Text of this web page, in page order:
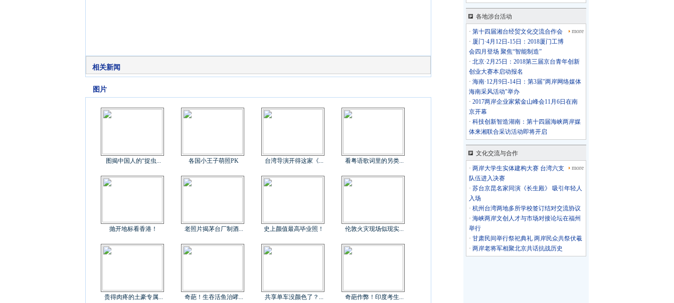
相关新闻
图片
图揭中国人的“捉虫... 各国小王子萌照PK 台湾导演开得这家《... 看粤语歌词里的另类...
抛开地标看香港！ 老照片揭茅台厂制酒... 史上颜值最高毕业照！ 伦敦火灾现场似现实...
贵得肉疼的土豪专属... 奇葩！生吞活鱼治哮... 共享单车没颜色了？... 奇葩作弊！印度考生...
各地涉台活动
more
· 第十四届湘台经贸文化交流合作会
· 厦门·4月12日-15日：2018厦门工博
会四月登场 聚焦“智能制造”
· 北京·2月25日：2018第三届京台青年创新
创业大赛本启动报名
· 海南·12月9日-14日：第3届"两岸网络媒体
海南采风活动"举办
· 2017两岸企业家紫金山峰会11月6日在南
京开幕
· 科技创新智造湖南：第十四届海峡两岸媒
体来湘联合采访活动即将开启
文化交流与合作
more
· 两岸大学生实体建构大赛 台湾六支
队伍进入决赛
· 苏台京昆名家同演《长生殿》 吸引年轻人
入场
· 杭州台湾两地多所学校签订结对交流协议
· 海峡两岸文创人才与市场对接论坛在福州
举行
· 甘肃民间举行祭祀典礼 两岸民众共祭伏羲
· 两岸老将军相聚北京共话抗战历史